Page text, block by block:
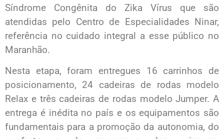
Síndrome Congênita do Zika Vírus que são
atendidas pelo Centro de Especialidades Ninar,
referência no cuidado integral a esse público no
Maranhão.
Nesta etapa, foram entregues 16 carrinhos de
posicionamento, 24 cadeiras de rodas modelo
Relax e três cadeiras de rodas modelo Jumper. A
entrega é inédita no país e os equipamentos são
fundamentais para a promoção da autonomia, do